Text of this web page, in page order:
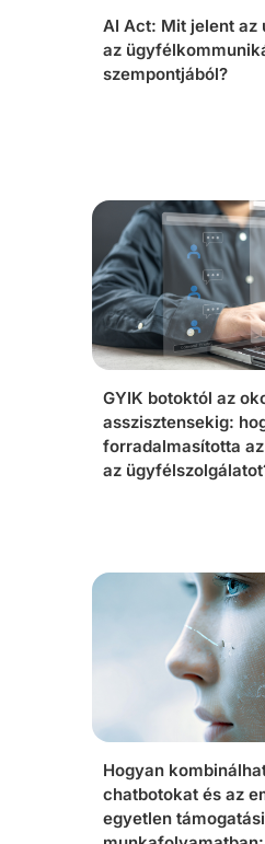
AI Act: Mit jelent az
az
szempontjából?
GYIK botoktól az
asszisztensekig:
forradalmasította
az
Hogyan
chatbotokat és az
egyetlen támogatási